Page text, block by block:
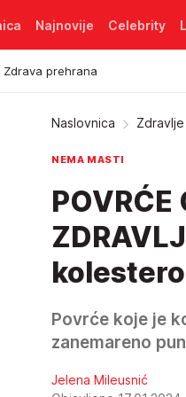
Najnovije Celebrity
Zdrava prehrana
Naslovnica Zdravlje
NEMA MASTI
POVRĆE
Povrće koje je
zanemareno
Jelena Mileusnić